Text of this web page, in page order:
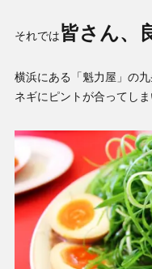
それでは皆さん、
横浜にある「魁力屋」の九
ネギにピントが合ってしま